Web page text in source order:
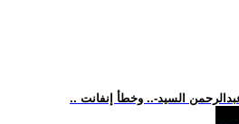
السيد-.. وخطأ إنفانت